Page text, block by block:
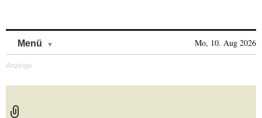
Menü Mo, 10. Aug 2026